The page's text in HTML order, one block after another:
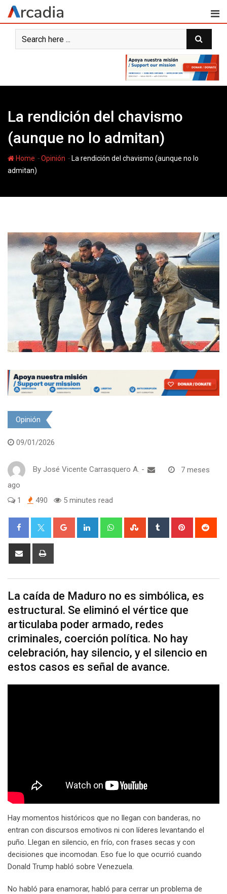
Skip
content
La rendición del chavismo
(aunque no lo admitan)
Home -Opinión - La rendición del chavismo (aunque no lo
admitan)
Opinión
09/01/2026
By José Vicente Carrasquero A. -
7 meses
ago
1
490 5 minutes read
Google+ LinkedIn WhatsappStumbleUpon
Tumblr Pinterest
Share
La caída de Maduro no es simbólica, es
estructural. Se eliminó el vértice que
articulaba poder armado, redes
criminales, coerción política. No hay
celebración, hay silencio, y el silencio en
estos casos es señal de avance.
Hay momentos históricos que no llegan con banderas, no
entran con discursos emotivos ni con líderes levantando el
puño. Llegan en silencio, en frío, con frases secas y con
decisiones que incomodan. Eso fue lo que ocurrió cuando
Donald Trump habló sobre Venezuela.
No habló para enamorar, habló para cerrar un problema de